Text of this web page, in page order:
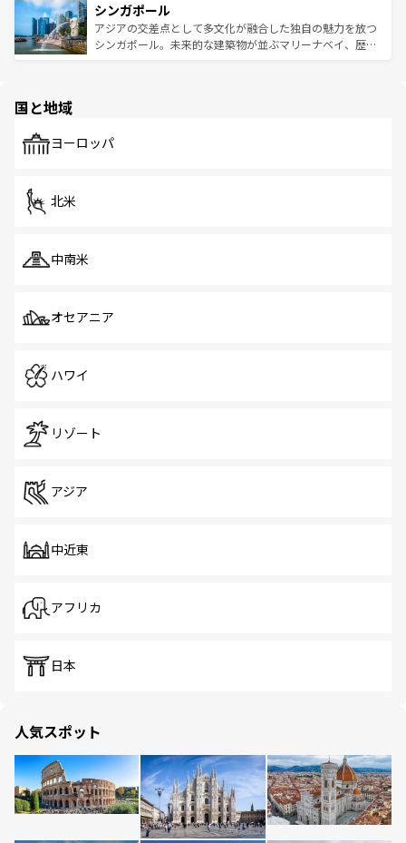
参照してほしい。
激する。気候は一年中温暖で、どの季節にも異なる楽しみ
が待っている。親しみやすいタイの人々、仏教を中心とし
た文化、そして多様な観光資源が、訪れる旅人を魅了し続
み、どこを訪れても感動するはず。観光スポットが密集し
ており、効率よく見どころを回れるのも魅力。息をのむよ
うな絶景から文化的な体験まで、香港を存分に楽しみ尽く
シンガポール
アジアの交差点として多文化が融合した独自の魅力を放つ
シンガポール。未来的な建築物が並ぶマリーナベイ、歴史
で、ホーカーズは地元の風情を楽しめる外せないスポット
国と地域
ヨーロッパ
北米
中南米
オセアニア
ハワイ
リゾート
アジア
中近東
アフリカ
日本
人気スポット